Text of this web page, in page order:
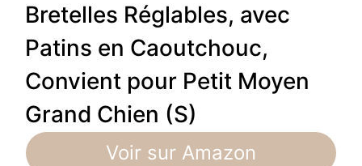
Bretelles Réglables, avec
Patins en Caoutchouc,
Convient pour Petit Moyen
Grand Chien (S)
Voir sur Amazon